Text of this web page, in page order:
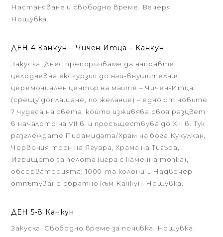
Настаняване и свободно време. Вечеря.
Нощувка.
ДЕН 4 Канкун – Чичен Итца – Канкун
Закуска. Днес препоръчваме да направте
целодневна екскурзия до най-внушителния
церемониален център на маите – Чичен-Итца
(срещу доплащане, по желание) – едно от новите
7 чудеса на света, който изживява своя разцвет
в началото на VII в. и просъществува до XIII в. Тук
разглеждате Пирамидата/Храм на бога Кукулкан,
Червения трон на Ягуара, Храма на Тигъра,
Игрището за пелота (игра с каменна топка),
обсерваторията, 1000-та колони … Надвечер
отпътуване обратно към Канкун. Нощувка.
ДЕН 5-8 Канкун
Закуска. Свободно време за почивка. Нощувка.